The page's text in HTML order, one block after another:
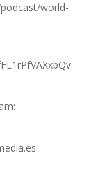
world-